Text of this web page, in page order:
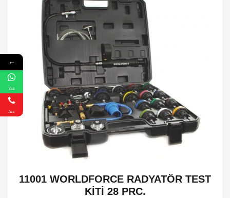
11001 WORLDFORCE RADYATÖR TEST
KİTİ 28 PRC.
←
Yaz
Ara